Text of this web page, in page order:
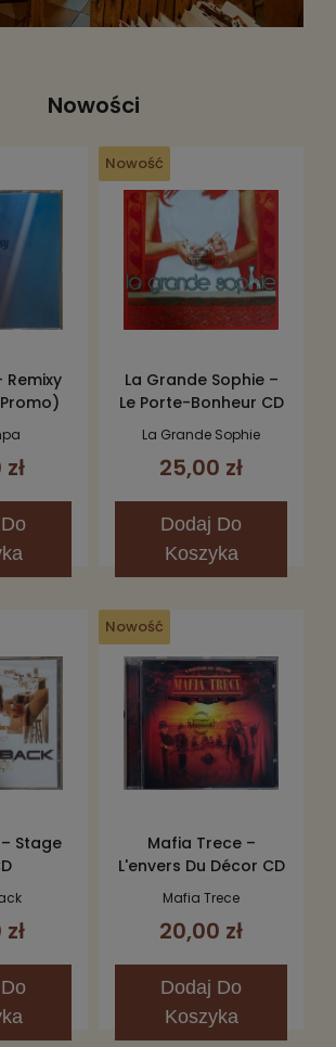
Nowości
Remixy
Do
Nowość
La Grande Sophie –
Le Porte-Bonheur CD
La Grande Sophie
25,00 zł
Dodaj Do
Koszyka
Stage
Do
Nowość
Mafia Trece –
L'envers Du Décor CD
Mafia Trece
20,00 zł
Dodaj Do
Koszyka